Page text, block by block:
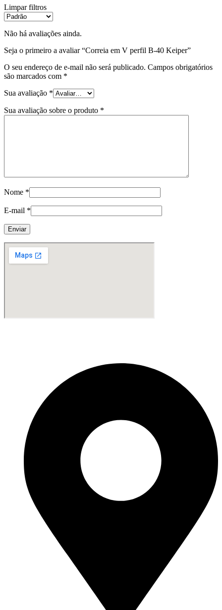
Limpar filtros
Não há avaliações ainda.
Seja o primeiro a avaliar “Correia em V perfil B-40 Keiper”
O seu endereço de e-mail não será publicado. Campos obrigatórios
são marcados com *
Sua avaliação *
Sua avaliação sobre o produto *
Nome *
E-mail *